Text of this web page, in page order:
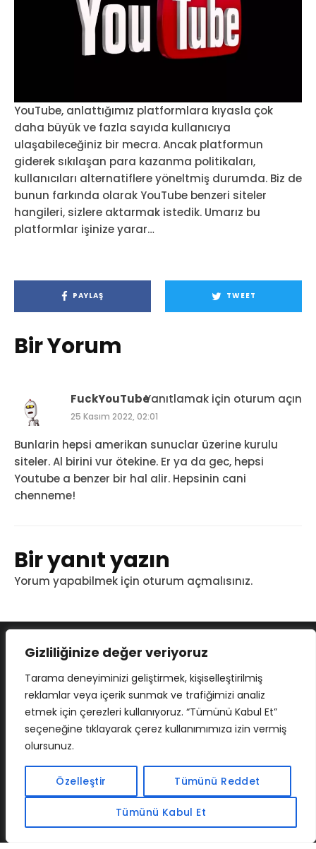
Gizliliğinize değer veriyoruz
Tarama deneyiminizi geliştirmek, kişiselleştirilmiş
reklamlar veya içerik sunmak ve trafiğimizi analiz
etmek için çerezleri kullanıyoruz. “Tümünü Kabul Et”
seçeneğine tıklayarak çerez kullanımımıza izin vermiş
olursunuz.
Özelleştir Tümünü Reddet
Tümünü Kabul Et
YouTube, anlattığımız platformlara kıyasla çok
daha büyük ve fazla sayıda kullanıcıya
ulaşabileceğiniz bir mecra. Ancak platformun
giderek sıkılaşan para kazanma politikaları,
kullanıcıları alternatiflere yöneltmiş durumda. Biz de
bunun farkında olarak YouTube benzeri siteler
hangileri, sizlere aktarmak istedik. Umarız bu
platformlar işinize yarar…
PAYLAŞ TWEET
Bir Yorum
FuckYouTube
25 Kasım 2022, 02:01
Bunlarin hepsi amerikan sunuclar üzerine kurulu
siteler. Al birini vur ötekine. Er ya da gec, hepsi
Youtube a benzer bir hal alir. Hepsinin cani
chenneme!
Yanıtlamak için oturum açın
Bir yanıt yazın
Yorum yapabilmek için oturum açmalısınız.
İLETIŞIM BAF CADSOFTUSA MAXIMUMPCGUIDES